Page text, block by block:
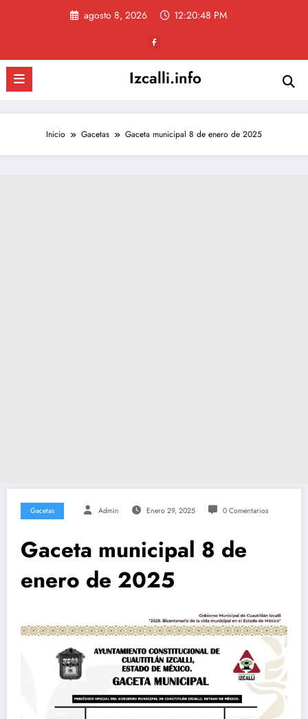
agosto 8, 2026 12:20:48 PM
Izcalli.info
Inicio Gacetas Gaceta municipal 8 de enero de 2025
Gacetas Admin Enero 29, 2025 0 Comentarios
Gaceta municipal 8 de
enero de 2025